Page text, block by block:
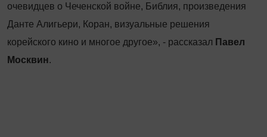
очевидцев о Чеченской войне, Библия, произведения
Данте Алигьери, Коран, визуальные решения
корейского кино и многое другое», - рассказал Павел
Москвин.